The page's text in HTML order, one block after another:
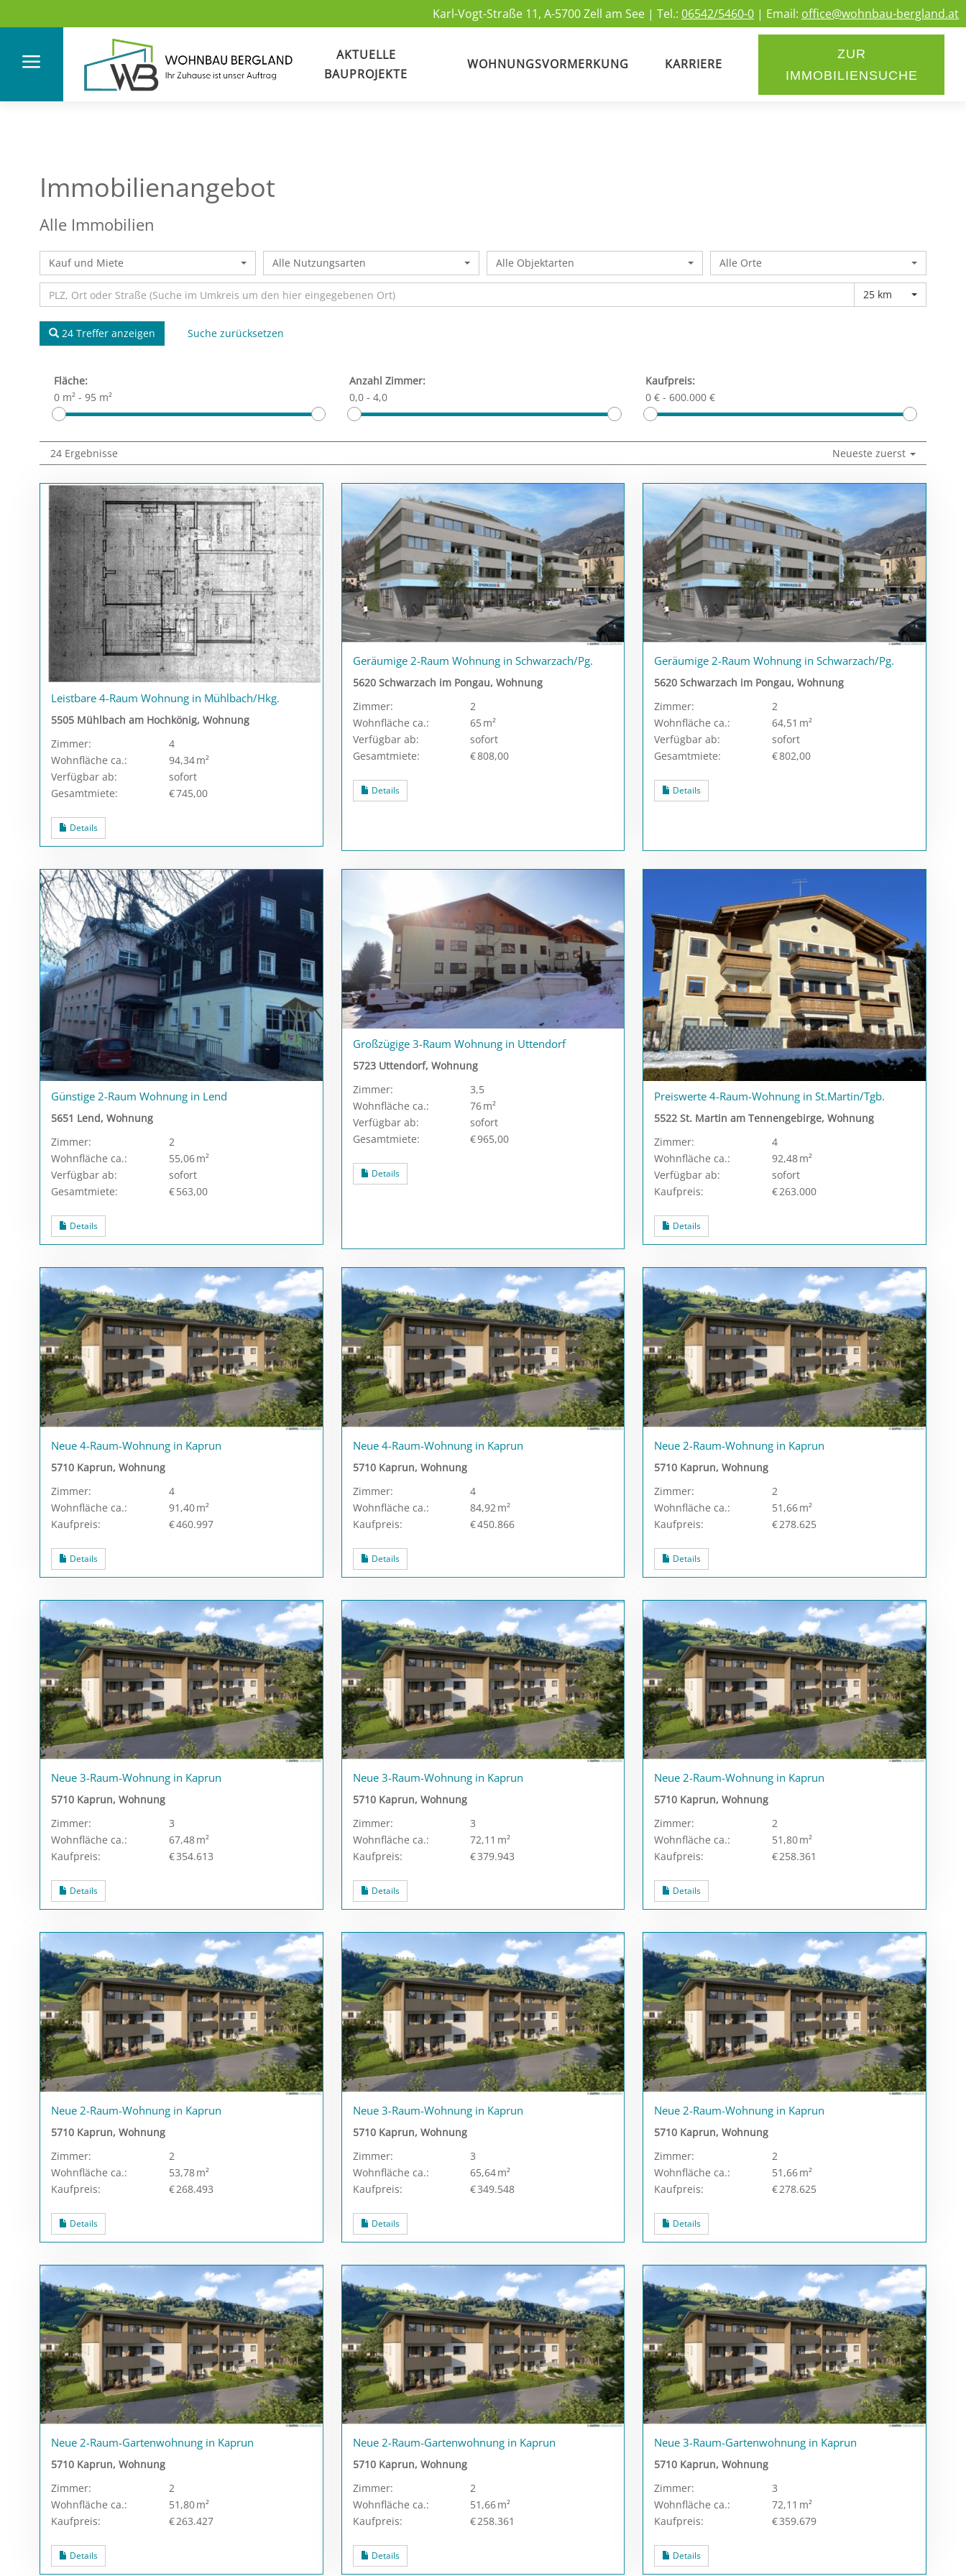
Karl-Vogt-Straße 11, A-5700 Zell am See | Tel.: 06542/5460-0 | Email: office@wohnbau-bergland.at
a
AKTUELLE
BAUPROJEKTE
WOHNUNGSVORMERKUNG KARRIERE
ZUR
IMMOBILIENSUCHE
Immobilien­angebot
Alle Immobilien
Kauf und Miete Alle Nutzungsarten Alle Objektarten Alle Orte
25 km
24 Treffer anzeigen Suche zurücksetzen
Fläche:
0 m² - 95 m²
Anzahl Zimmer:
0,0 -4,0
Kaufpreis:
0 €- 600.000 €
24 Ergebnisse Neueste zuerst
Leistbare 4-Raum Wohnung in Mühlbach/Hkg.
5505 Mühlbach am Hochkönig, Wohnung
Zimmer:
4
Wohnfläche ca.:
94,34 m²
Verfügbar ab:
sofort
Gesamtmiete:
€ 745,00
Details
Geräumige 2-Raum Wohnung in Schwarzach/Pg.
5620 Schwarzach im Pongau, Wohnung
Zimmer:
2
Wohnfläche ca.:
65 m²
Verfügbar ab:
sofort
Gesamtmiete:
€ 808,00
Details
Geräumige 2-Raum Wohnung in Schwarzach/Pg.
5620 Schwarzach im Pongau, Wohnung
Zimmer:
2
Wohnfläche ca.:
64,51 m²
Verfügbar ab:
sofort
Gesamtmiete:
€ 802,00
Details
Günstige 2-Raum Wohnung in Lend
5651 Lend, Wohnung
Zimmer:
2
Wohnfläche ca.:
55,06 m²
Verfügbar ab:
sofort
Gesamtmiete:
€ 563,00
Details
Großzügige 3-Raum Wohnung in Uttendorf
5723 Uttendorf, Wohnung
Zimmer:
3,5
Wohnfläche ca.:
76 m²
Verfügbar ab:
sofort
Gesamtmiete:
€ 965,00
Details
Preiswerte 4-Raum-Wohnung in St.Martin/Tgb.
5522 St. Martin am Tennengebirge, Wohnung
Zimmer:
4
Wohnfläche ca.:
92,48 m²
Verfügbar ab:
sofort
Kaufpreis:
€ 263.000
Details
Neue 4-Raum-Wohnung in Kaprun
5710 Kaprun, Wohnung
Zimmer:
4
Wohnfläche ca.:
91,40 m²
Kaufpreis:
€ 460.997
Details
Neue 4-Raum-Wohnung in Kaprun
5710 Kaprun, Wohnung
Zimmer:
4
Wohnfläche ca.:
84,92 m²
Kaufpreis:
€ 450.866
Details
Neue 2-Raum-Wohnung in Kaprun
5710 Kaprun, Wohnung
Zimmer:
2
Wohnfläche ca.:
51,66 m²
Kaufpreis:
€ 278.625
Details
Neue 3-Raum-Wohnung in Kaprun
5710 Kaprun, Wohnung
Zimmer:
3
Wohnfläche ca.:
67,48 m²
Kaufpreis:
€ 354.613
Details
Neue 3-Raum-Wohnung in Kaprun
5710 Kaprun, Wohnung
Zimmer:
3
Wohnfläche ca.:
72,11 m²
Kaufpreis:
€ 379.943
Details
Neue 2-Raum-Wohnung in Kaprun
5710 Kaprun, Wohnung
Zimmer:
2
Wohnfläche ca.:
51,80 m²
Kaufpreis:
€ 258.361
Details
Neue 2-Raum-Wohnung in Kaprun
5710 Kaprun, Wohnung
Zimmer:
2
Wohnfläche ca.:
53,78 m²
Kaufpreis:
€ 268.493
Details
Neue 3-Raum-Wohnung in Kaprun
5710 Kaprun, Wohnung
Zimmer:
3
Wohnfläche ca.:
65,64 m²
Kaufpreis:
€ 349.548
Details
Neue 2-Raum-Wohnung in Kaprun
5710 Kaprun, Wohnung
Zimmer:
2
Wohnfläche ca.:
51,66 m²
Kaufpreis:
€ 278.625
Details
Neue 2-Raum-Gartenwohnung in Kaprun
5710 Kaprun, Wohnung
Zimmer:
2
Wohnfläche ca.:
51,80 m²
Kaufpreis:
€ 263.427
Details
Neue 2-Raum-Gartenwohnung in Kaprun
5710 Kaprun, Wohnung
Zimmer:
2
Wohnfläche ca.:
51,66 m²
Kaufpreis:
€ 258.361
Details
Neue 3-Raum-Gartenwohnung in Kaprun
5710 Kaprun, Wohnung
Zimmer:
3
Wohnfläche ca.:
72,11 m²
Kaufpreis:
€ 359.679
Details